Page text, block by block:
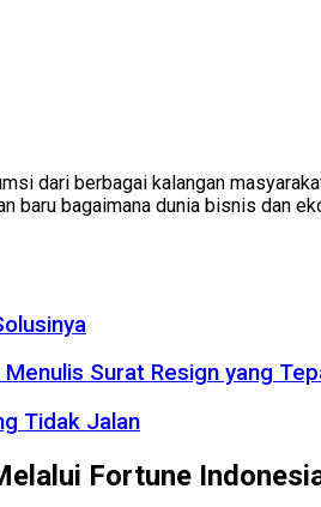
dari berbagai kalangan
baru bagaimana dunia bisnis dan
Surat Resign yang
Tidak Jalan
Fortune